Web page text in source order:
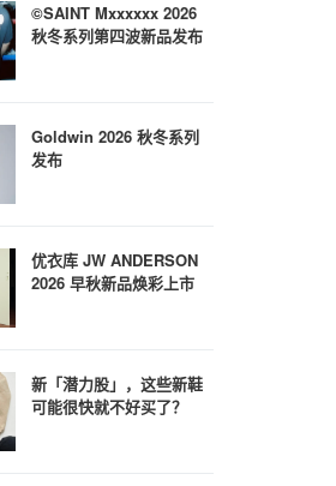
©SAINT Mxxxxxx 2026
秋冬系列第四波新品发布
Goldwin 2026 秋冬系列
发布
优衣库 JW ANDERSON
2026 早秋新品焕彩上市
新「潜力股」，这些新鞋
可能很快就不好买了？